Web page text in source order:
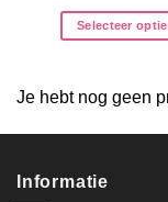
Selecteer
Je hebt nog geen
Informatie